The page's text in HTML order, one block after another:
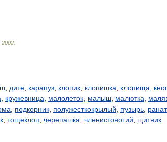
2002
дите карапуз клопик клопишка клопища
кружевница малолеток малыш малютка
подкорник полужесткокрылый пузырь
тощеклоп черепашка членистоногий щитник